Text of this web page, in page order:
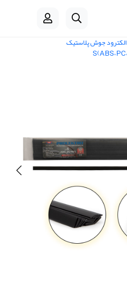
الکترود جوش پلاستیک